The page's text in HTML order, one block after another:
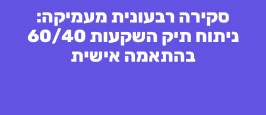
סקירה רבעונית מעמיקה:
ניתוח תיק השקעות 60/40
בהתאמה אישית